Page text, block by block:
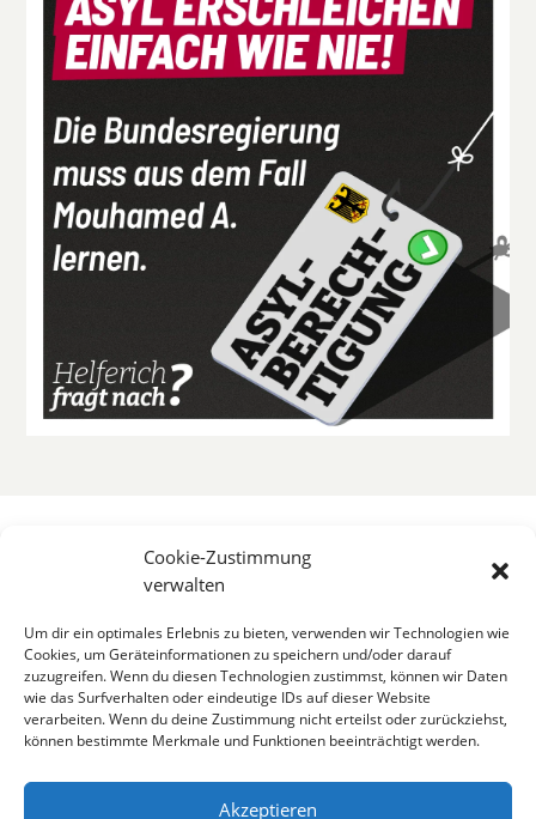
Cookie-Zustimmung
verwalten
Um dir ein optimales Erlebnis zu bieten, verwenden wir Technologien wie
Cookies, um Geräteinformationen zu speichern und/oder darauf
zuzugreifen. Wenn du diesen Technologien zustimmst, können wir Daten
wie das Surfverhalten oder eindeutige IDs auf dieser Website
verarbeiten. Wenn du deine Zustimmung nicht erteilst oder zurückziehst,
können bestimmte Merkmale und Funktionen beeinträchtigt werden.
Akzeptieren